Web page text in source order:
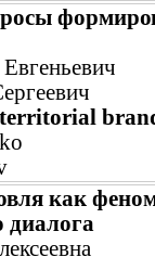
territorial
как
диалога